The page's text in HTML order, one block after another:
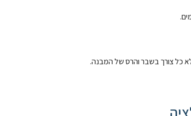
כל צורך בשבר והרס של המבנה.